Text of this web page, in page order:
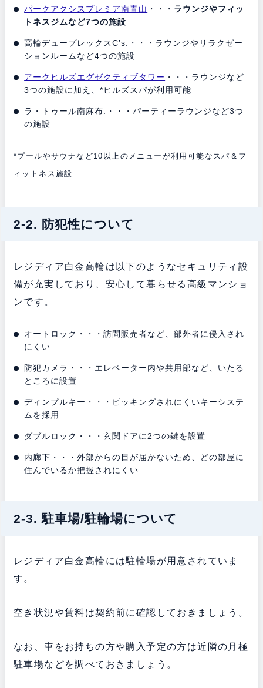
パークアクシスプレミア南青山 ・・・ ラウンジやフィッ
トネスジムなど7つの施設
高輪デュープレックスC’s.・・・ラウンジやリラクゼー
ションルームなど4つの施設
アークヒルズエグゼクティブタワー ・・・ラウンジなど
3つの施設に加え、*ヒルズスパが利用可能
ラ・トゥール南麻布.・・・パーティーラウンジなど3つ
の施設
*プールやサウナなど10以上のメニューが利用可能なスパ＆フ
ィットネス施設
2-2. 防犯性について
レジディア白金高輪は以下のようなセキュリティ設
備が充実しており、安心して暮らせる高級マンショ
ンです。
オートロック・・・訪問販売者など、部外者に侵入され
にくい
防犯カメラ・・・エレベーター内や共用部など、いたる
ところに設置
ディンプルキー・・・ピッキングされにくいキーシステ
ムを採用
ダブルロック・・・玄関ドアに2つの鍵を設置
内廊下・・・外部からの目が届かないため、どの部屋に
住んでいるか把握されにくい
2-3. 駐車場/駐輪場について
レジディア白金高輪には駐輪場が用意されていま
す。
空き状況や賃料は契約前に確認しておきましょう。
なお、車をお持ちの方や購入予定の方は近隣の月極
駐車場などを調べておきましょう。